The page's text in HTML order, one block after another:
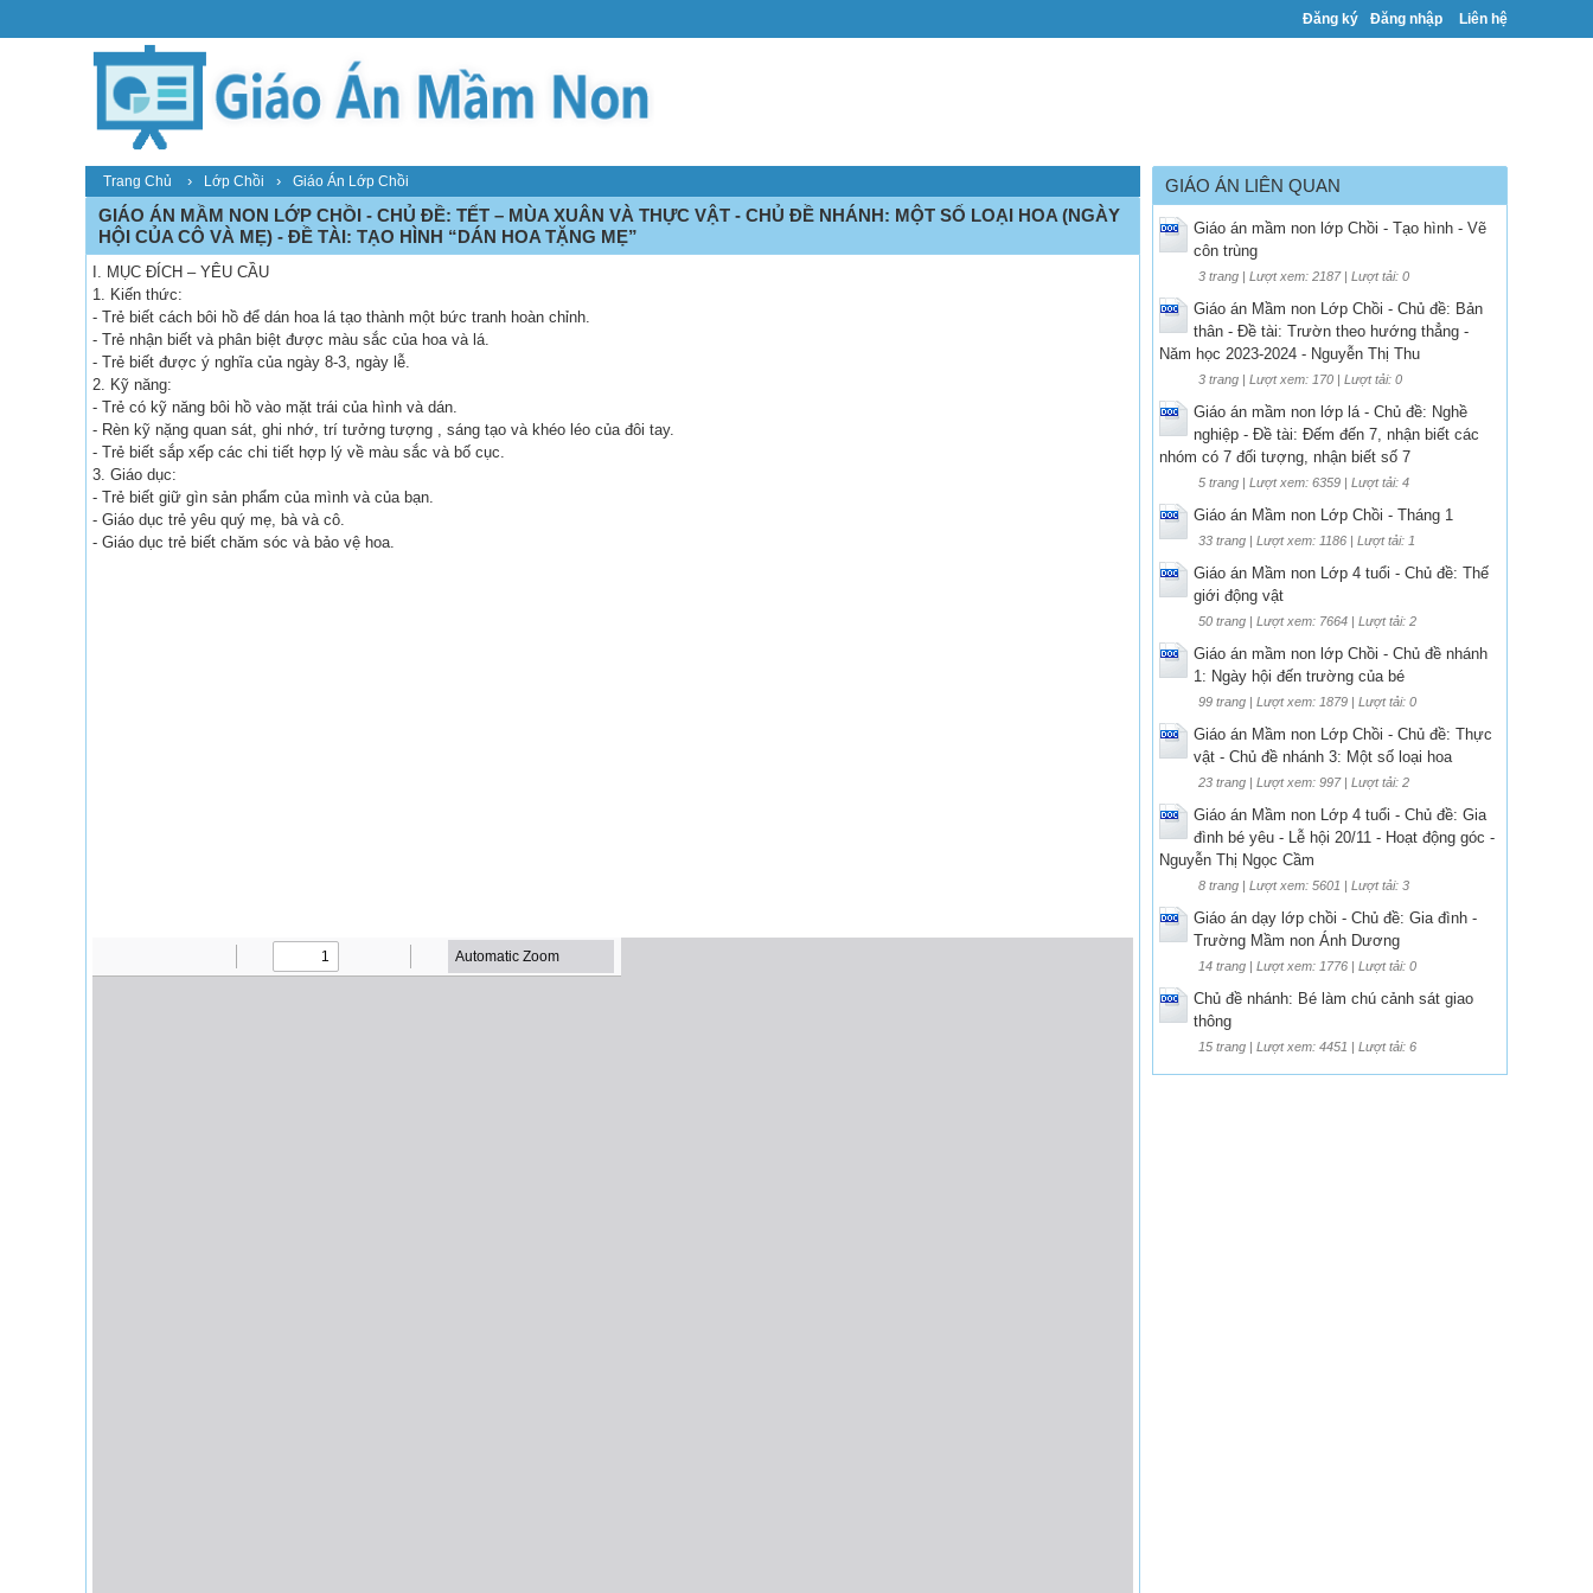
Đăng ký Đăng nhập Liên hệ
Trang Chủ › Lớp Chồi › Giáo Án Lớp Chồi
GIÁO ÁN MẦM NON LỚP CHỒI - CHỦ ĐỀ: TẾT – MÙA XUÂN VÀ THỰC VẬT - CHỦ ĐỀ NHÁNH: MỘT SỐ LOẠI HOA (NGÀY
HỘI CỦA CÔ VÀ MẸ) - ĐỀ TÀI: TẠO HÌNH “DÁN HOA TẶNG MẸ”
I. MỤC ĐÍCH – YÊU CẦU
1. Kiến thức:
- Trẻ biết cách bôi hồ để dán hoa lá tạo thành một bức tranh hoàn chỉnh.
- Trẻ nhận biết và phân biệt được màu sắc của hoa và lá.
- Trẻ biết được ý nghĩa của ngày 8-3, ngày lễ.
2. Kỹ năng:
- Trẻ có kỹ năng bôi hồ vào mặt trái của hình và dán.
- Rèn kỹ nặng quan sát, ghi nhớ, trí tưởng tượng , sáng tạo và khéo léo của đôi tay.
- Trẻ biết sắp xếp các chi tiết hợp lý về màu sắc và bố cục.
3. Giáo dục:
- Trẻ biết giữ gìn sản phẩm của mình và của bạn.
- Giáo dục trẻ yêu quý mẹ, bà và cô.
- Giáo dục trẻ biết chăm sóc và bảo vệ hoa.
GIÁO ÁN LIÊN QUAN
Giáo án mầm non lớp Chồi - Tạo hình - Vẽ
côn trùng
3 trang | Lượt xem: 2187 | Lượt tải: 0
Giáo án Mầm non Lớp Chồi - Chủ đề: Bản
thân - Đề tài: Trườn theo hướng thẳng -
Năm học 2023-2024 - Nguyễn Thị Thu
3 trang | Lượt xem: 170 | Lượt tải: 0
Giáo án mầm non lớp lá - Chủ đề: Nghề
nghiệp - Đề tài: Đếm đến 7, nhận biết các
nhóm có 7 đối tượng, nhận biết số 7
5 trang | Lượt xem: 6359 | Lượt tải: 4
Giáo án Mầm non Lớp Chồi - Tháng 1
33 trang | Lượt xem: 1186 | Lượt tải: 1
Giáo án Mầm non Lớp 4 tuổi - Chủ đề: Thế
giới động vật
50 trang | Lượt xem: 7664 | Lượt tải: 2
Giáo án mầm non lớp Chồi - Chủ đề nhánh
1: Ngày hội đến trường của bé
99 trang | Lượt xem: 1879 | Lượt tải: 0
Giáo án Mầm non Lớp Chồi - Chủ đề: Thực
vật - Chủ đề nhánh 3: Một số loại hoa
23 trang | Lượt xem: 997 | Lượt tải: 2
Giáo án Mầm non Lớp 4 tuổi - Chủ đề: Gia
đình bé yêu - Lễ hội 20/11 - Hoạt động góc -
Nguyễn Thị Ngọc Cầm
8 trang | Lượt xem: 5601 | Lượt tải: 3
Giáo án dạy lớp chồi - Chủ đề: Gia đình -
Trường Mầm non Ánh Dương
14 trang | Lượt xem: 1776 | Lượt tải: 0
Chủ đề nhánh: Bé làm chú cảnh sát giao
thông
15 trang | Lượt xem: 4451 | Lượt tải: 6